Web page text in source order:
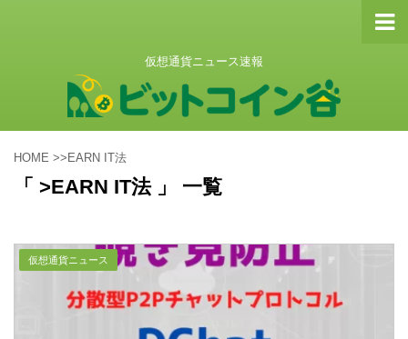
仮想通貨ニュース速報
HOME >>EARN IT法
「 >EARN IT法 」 一覧
仮想通貨ニュース